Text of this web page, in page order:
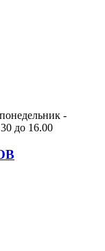
понедельник -
до 16.00